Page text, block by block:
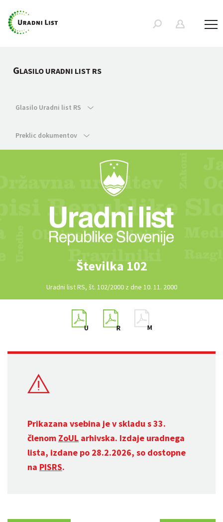
GLASILO URADNI LIST RS
Glasilo Uradni list RS
Preklic dokumentov
Številka 102
Uradni list RS, št. 102/2000 z dne 10. 11. 2000
Prikazana vsebina je v skladu s 33.
členom ZoUL arhivska. Izdaje uradnega
lista, izdane po 28.2.2026, so dostopne
na PISRS.